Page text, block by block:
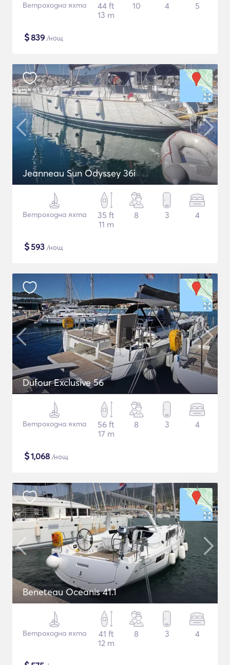
Ветроходна яхта
44 ft
13 m
10 4 5
$839 /нощ
Jeanneau Sun Odyssey 36i
Ветроходна яхта
35 ft
11 m
8 3 4
$593 /нощ
Dufour Exclusive 56
Ветроходна яхта
56 ft
17 m
8 3 4
$1,068 /нощ
Beneteau Oceanis 41.1
Ветроходна яхта
41 ft
12 m
8 3 4